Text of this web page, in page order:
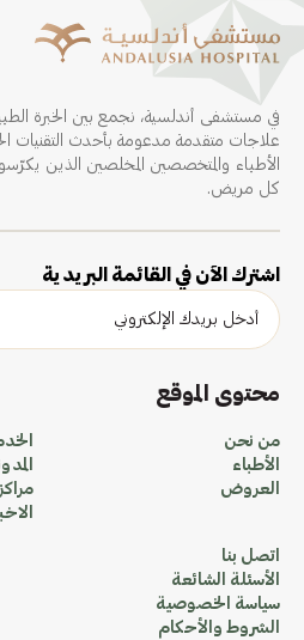
في مستشفى أندلسية، نجمع بين الخبرة
علاجات متقدمة مدعومة بأحدث التقنيات
الأطباء والمتخصصين المخلصين الذين
كل مريض.
اشترك الآن في القائمة البريدية
محتوى الموقع
من نحن
الأطباء
العروض
اتصل بنا
الأسئلة الشائعة
سياسة الخصوصية
الشروط والأحكام